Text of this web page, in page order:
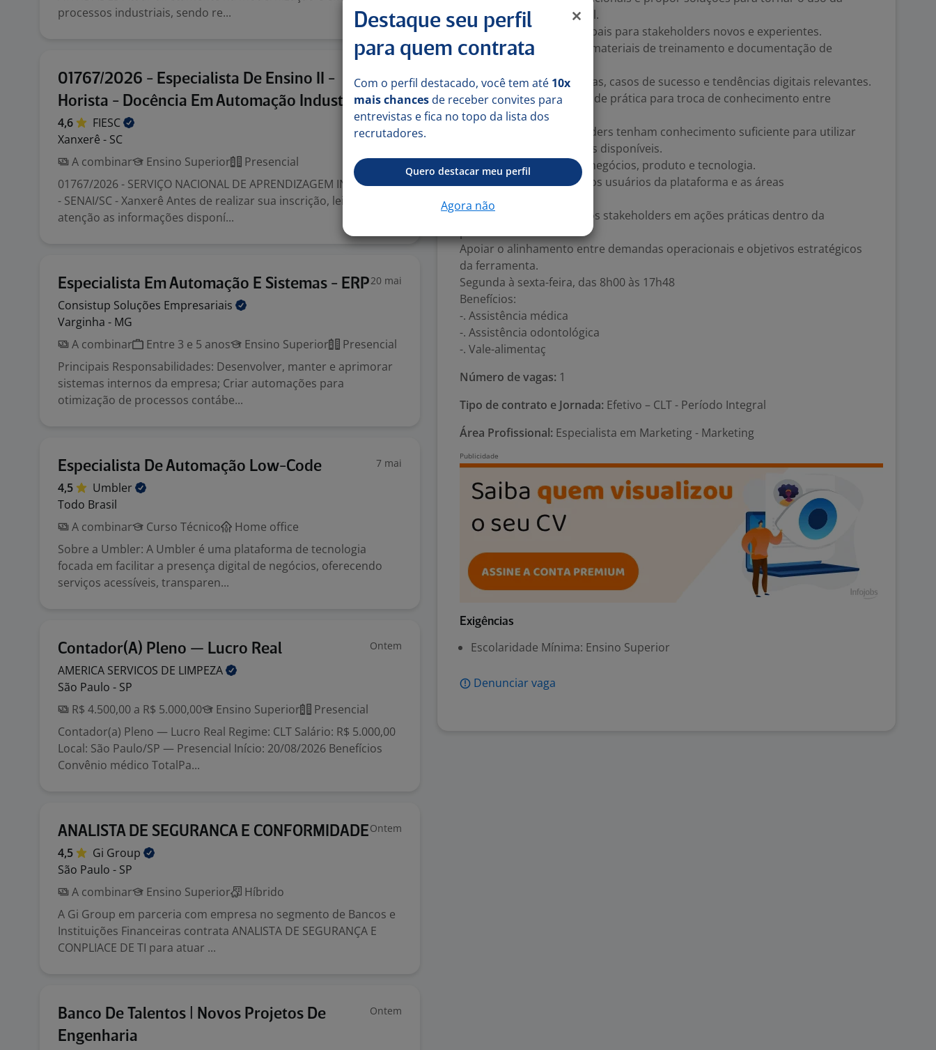
processos industriais, sendo re...
01767/2026 - Especialista De Ensino II -
Horista - Docência Em Automação Industrial
4,6
FIESC
Xanxerê - SC
A combinar
Ensino Superior
Presencial
01767/2026 - SERVIÇO NACIONAL DE APRENDIZAGEM INDUSTRIAL
- SENAI/SC - Xanxerê Antes de realizar sua inscrição, leia com
atenção as informações disponí...
Especialista Em Automação E Sistemas - ERP20 mai
Consistup Soluções Empresariais
Varginha - MG
A combinar
Entre 3 e 5 anos Ensino Superior
Presencial
Principais Responsabilidades: Desenvolver, manter e aprimorar
sistemas internos da empresa; Criar automações para
otimização de processos contábe...
Especialista De Automação Low-Code 7 mai
4,5
Umbler
Todo Brasil
A combinar
Curso Técnico
Home office
Sobre a Umbler: A Umbler é uma plataforma de tecnologia
focada em facilitar a presença digital de negócios, oferecendo
serviços acessíveis, transparen...
Contador(A) Pleno — Lucro Real Ontem
AMERICA SERVICOS DE LIMPEZA
São Paulo - SP
R$ 4.500,00 a R$ 5.000,00
Ensino Superior
Presencial
Contador(a) Pleno — Lucro Real Regime: CLT Salário: R$ 5.000,00
Local: São Paulo/SP — Presencial Início: 20/08/2026 Benefícios
Convênio médico TotalPa...
ANALISTA DE SEGURANCA E CONFORMIDADEOntem
4,5 Gi Group
São Paulo - SP
A combinar
Ensino Superior
Híbrido
A Gi Group em parceria com empresa no segmento de Bancos e
Instituições Financeiras contrata ANALISTA DE SEGURANÇA E
CONPLIACE DE TI para atuar ...
Banco De Talentos | Novos Projetos De
Engenharia
Ontem
plataforma mais escalável.
Liderar treinamentos globais para stakeholders novos e experientes.
Criar, atualizar e manter materiais de treinamento e documentação de
Compartilhar boas práticas, casos de sucesso e tendências digitais relevantes.
Coordenar comunidades de prática para troca de conhecimento entre
usuários da plataforma.
Garantir que os stakeholders tenham conhecimento suficiente para utilizar
corretamente os recursos disponíveis.
Colaborar com áreas de negócios, produto e tecnologia.
Atuar como ponte entre os usuários da plataforma e as áreas
técnicas/produto.
Traduzir necessidades dos stakeholders em ações práticas dentro da
Apoiar o alinhamento entre demandas operacionais e objetivos estratégicos
da ferramenta.
Segunda à sexta-feira, das 8h00 às 17h48
Benefícios:
-. Assistência médica
-. Assistência odontológica
-. Vale-alimentaç
Número de vagas: 1
Tipo de contrato e Jornada: Efetivo – CLT - Período Integral
Área Profissional: Especialista em Marketing - Marketing
Exigências
Escolaridade Mínima: Ensino Superior
Denunciar vaga
Destaque seu perfil
para quem contrata
Com o perfil destacado, você tem até 10x
mais chances de receber convites para
entrevistas e fica no topo da lista dos
recrutadores.
Quero destacar meu perfil
Agora não